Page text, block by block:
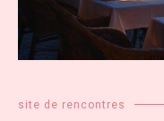
site de rencontres